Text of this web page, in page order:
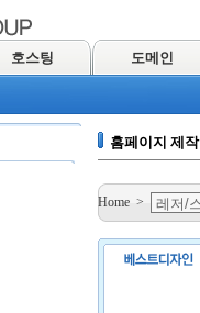
호스팅 도메인
홈페이지 제작
Home >